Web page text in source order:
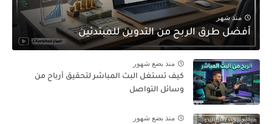
منذ شهر
أفضل طرق الربح من التدوين للمبتدئين
منذ بضع شهور
كيف تستغل البث المباشر لتحقيق أرباح من
وسائل التواصل
منذ بضع شهور